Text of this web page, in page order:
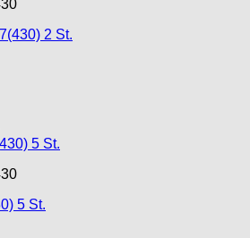
2 St.
5 St.